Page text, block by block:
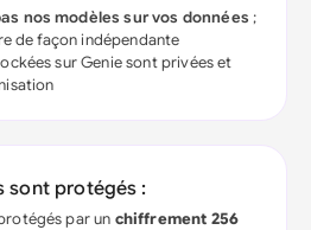
nos modèles sur vos données ;
de façon indépendante
sur Genie sont privées et
sont protégés :
par un chiffrement 256